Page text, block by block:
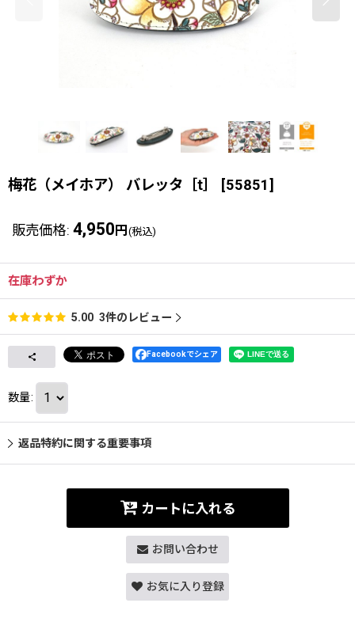
梅花（メイホア） バレッタ［t］ [55851]
販売価格: 4,950 円 (税込)
在庫わずか
5.00 3件のレビュー
Facebookでシェア
数量:
返品特約に関する重要事項
カートに入れる
お問い合わせ
お気に入り登録